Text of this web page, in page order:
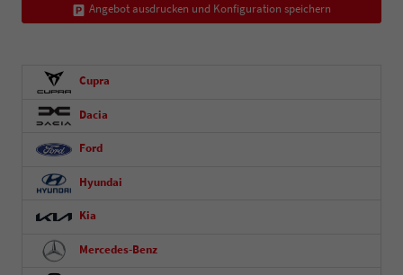
Angebot ausdrucken und Konfiguration speichern
Cupra
Dacia
Ford
Hyundai
Kia
Mercedes-Benz